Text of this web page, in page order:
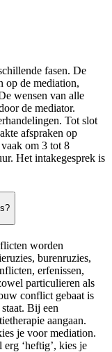
fasen. De
op de mediation,
wensen van alle
de mediator.
Tot slot
afspraken op
om 3 tot 8
Het intakegesprek is
worden
burenruzies,
erfenissen,
particulieren als
conflict gebaat is
Bij een
aangaan.
je voor mediation.
‘heftig’, kies je